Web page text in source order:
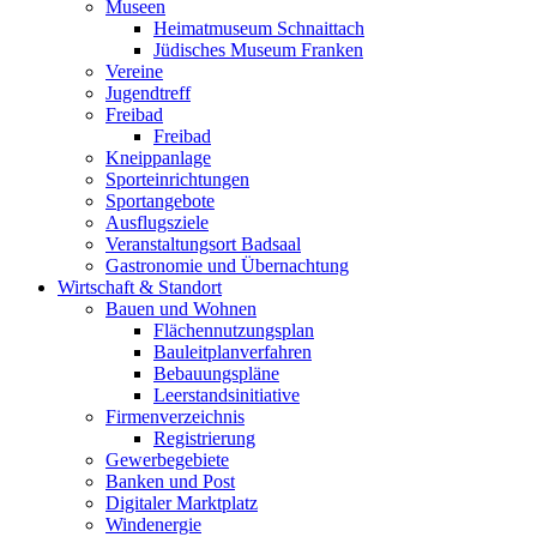
Museen
Heimatmuseum Schnaittach
Jüdisches Museum Franken
Vereine
Jugendtreff
Freibad
Freibad
Kneippanlage
Sporteinrichtungen
Sportangebote
Ausflugsziele
Veranstaltungsort Badsaal
Gastronomie und Übernachtung
Wirtschaft & Standort
Bauen und Wohnen
Flächennutzungsplan
Bauleitplanverfahren
Bebauungspläne
Leerstandsinitiative
Firmenverzeichnis
Registrierung
Gewerbegebiete
Banken und Post
Digitaler Marktplatz
Windenergie